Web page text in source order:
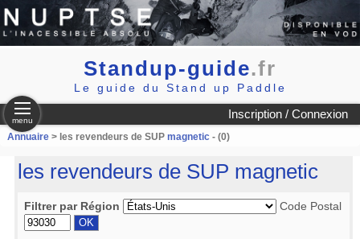
Standup-guide.fr
Le guide du Stand up Paddle
Inscription / Connexion
menu
Annuaire> les revendeurs de SUP magnetic- (0)
les revendeurs de SUP magnetic
Filtrer par Région Code Postal